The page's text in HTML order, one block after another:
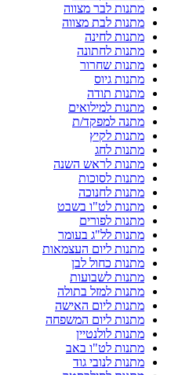
מתנות לבר מצווה
מתנות לבת מצווה
מתנות לחינה
מתנות לחתונה
מתנות שחרור
מתנות גיוס
מתנות תודה
מתנות למילואים
מתנה למפקד/ת
מתנות לקיץ
מתנות לחג
מתנות לראש השנה
מתנות לסוכות
מתנות לחנוכה
מתנות לט"ו בשבט
מתנות לפורים
מתנות לל"ג בעומר
מתנות ליום העצמאות
מתנות כחול לבן
מתנות לשבועות
מתנות למזל בתולה
מתנות ליום האישה
מתנות ליום המשפחה
מתנות לולנטיין
מתנות לט"ו באב
מתנות לנובי גוד